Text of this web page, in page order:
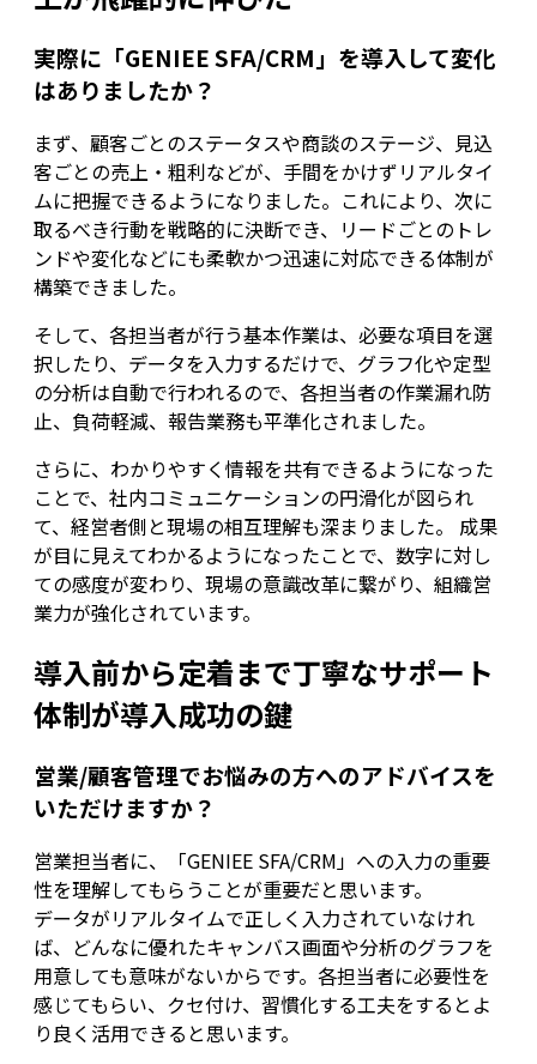
実際に「GENIEE SFA/CRM」を導入して変化
はありましたか？
まず、顧客ごとのステータスや商談のステージ、見込
客ごとの売上・粗利などが、手間をかけずリアルタイ
ムに把握できるようになりました。これにより、次に
取るべき行動を戦略的に決断でき、リードごとのトレ
ンドや変化などにも柔軟かつ迅速に対応できる体制が
構築できました。
そして、各担当者が行う基本作業は、必要な項目を選
択したり、データを入力するだけで、グラフ化や定型
の分析は自動で行われるので、各担当者の作業漏れ防
止、負荷軽減、報告業務も平準化されました。
さらに、わかりやすく情報を共有できるようになった
ことで、社内コミュニケーションの円滑化が図られ
て、経営者側と現場の相互理解も深まりました。 成果
が目に見えてわかるようになったことで、数字に対し
ての感度が変わり、現場の意識改革に繋がり、組織営
業力が強化されています。
導入前から定着まで丁寧なサポート
体制が導入成功の鍵
営業/顧客管理でお悩みの方へのアドバイスを
いただけますか？
営業担当者に、「GENIEE SFA/CRM」への入力の重要
性を理解してもらうことが重要だと思います。
データがリアルタイムで正しく入力されていなけれ
ば、どんなに優れたキャンバス画面や分析のグラフを
用意しても意味がないからです。各担当者に必要性を
感じてもらい、クセ付け、習慣化する工夫をするとよ
り良く活用できると思います。